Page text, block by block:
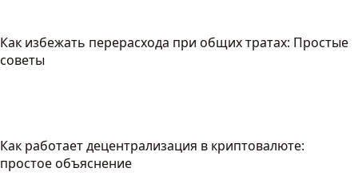
Как избежать перерасхода при общих тратах: Простые
советы
Как работает децентрализация в криптовалюте:
простое объяснение